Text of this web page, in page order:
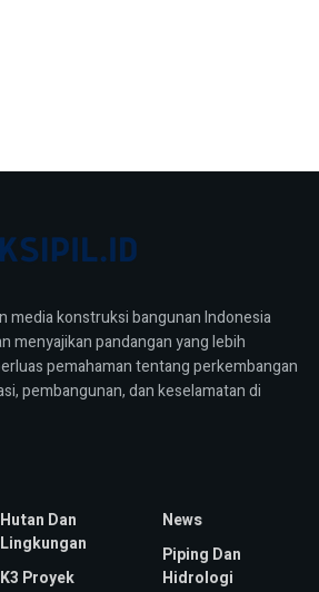
media konstruksi bangunan Indonesia
menyajikan pandangan yang lebih
pemahaman tentang perkembangan
pembangunan, dan keselamatan di
Hutan Dan
Lingkungan
K3 Proyek
News
Piping Dan
Hidrologi